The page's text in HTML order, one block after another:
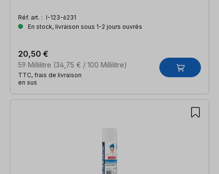
Réf. art. : I-123-6231
En stock, livraison sous 1-2 jours ouvrés
59 Millilitre (34,75 € / 100 Millilitre)
20,50 €
TTC, frais de livraison
en sus